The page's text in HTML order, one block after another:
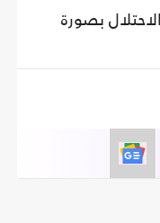
بصورة